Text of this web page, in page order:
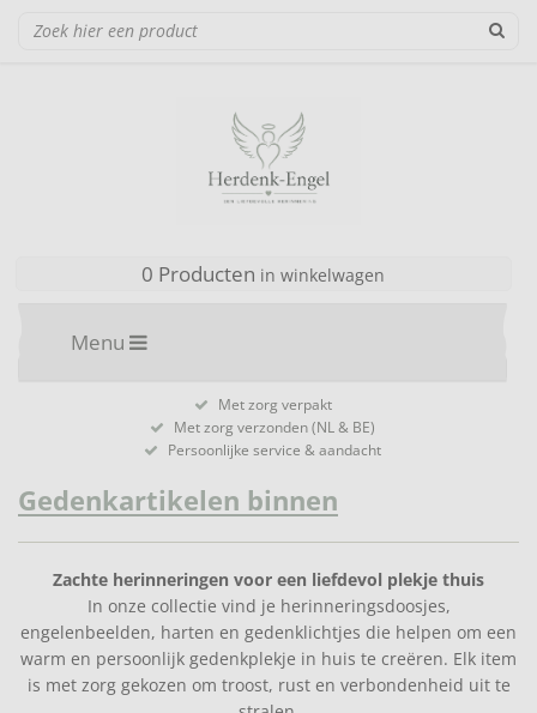
0 Producten in winkelwagen
Menu
Met zorg verpakt
Met zorg verzonden (NL & BE)
Persoonlijke service & aandacht
Gedenkartikelen binnen
Zachte herinneringen voor een liefdevol plekje thuis
In onze collectie vind je herinneringsdoosjes,
engelenbeelden, harten en gedenklichtjes die helpen om een
warm en persoonlijk gedenkplekje in huis te creëren. Elk item
is met zorg gekozen om troost, rust en verbondenheid uit te